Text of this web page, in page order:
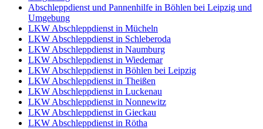
Abschleppdienst und Pannenhilfe in Böhlen bei Leipzig und
Umgebung
LKW Abschleppdienst in Mücheln
LKW Abschleppdienst in Schleberoda
LKW Abschleppdienst in Naumburg
LKW Abschleppdienst in Wiedemar
LKW Abschleppdienst in Böhlen bei Leipzig
LKW Abschleppdienst in Theißen
LKW Abschleppdienst in Luckenau
LKW Abschleppdienst in Nonnewitz
LKW Abschleppdienst in Gieckau
LKW Abschleppdienst in Rötha